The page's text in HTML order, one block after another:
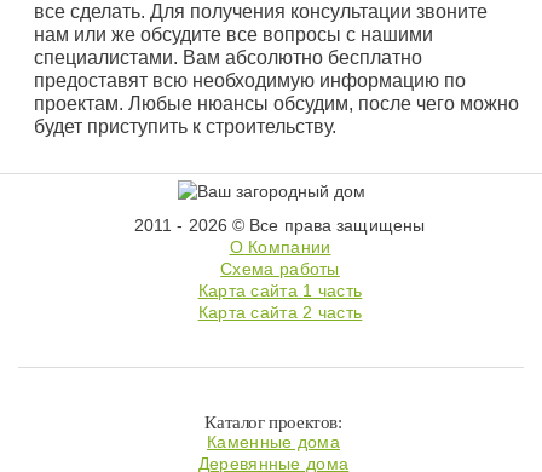
все сделать. Для получения консультации звоните
нам или же обсудите все вопросы с нашими
специалистами. Вам абсолютно бесплатно
предоставят всю необходимую информацию по
проектам. Любые нюансы обсудим, после чего можно
будет приступить к строительству.
2011 - 2026 © Все права защищены
О Компании
Схема работы
Карта сайта 1 часть
Карта сайта 2 часть
Каталог проектов:
Каменные дома
Деревянные дома